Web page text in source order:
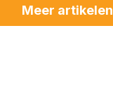
Meer artikelen